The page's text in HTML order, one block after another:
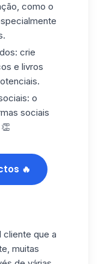
, como o
crie
e livros
o
sociais
🔥
cliente que a
, muitas